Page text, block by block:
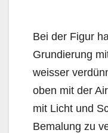
Bei der Figur
Grundierung
weisser
oben mit der
mit Licht und
Bemalung zu